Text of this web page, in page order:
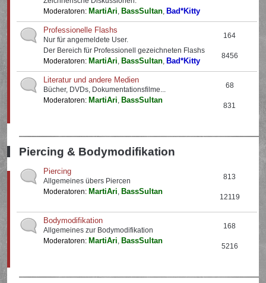
Moderatoren: MartiAri, BassSultan, Bad*Kitty
Professionelle Flashs
Nur für angemeldete User.
Der Bereich für Professionell gezeichneten Flashs
Moderatoren: MartiAri, BassSultan, Bad*Kitty
164
8456
Literatur und andere Medien
Bücher, DVDs, Dokumentationsfilme...
Moderatoren: MartiAri, BassSultan
68
831
Piercing & Bodymodifikation
Piercing
Allgemeines übers Piercen
Moderatoren: MartiAri, BassSultan
813
12119
Bodymodifikation
Allgemeines zur Bodymodifikation
Moderatoren: MartiAri, BassSultan
168
5216